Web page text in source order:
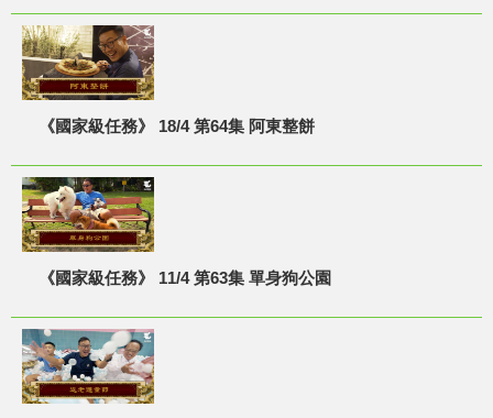
《國家級任務》 18/4 第64集 阿東整餅
《國家級任務》 11/4 第63集 單身狗公園